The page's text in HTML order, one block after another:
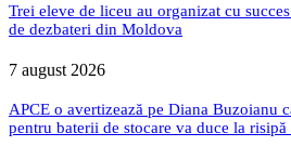
Trei eleve de liceu au organizat cu
de dezbateri din Moldova
7 august 2026
APCE o avertizează pe Diana Buzoianu
pentru baterii de stocare va duce la